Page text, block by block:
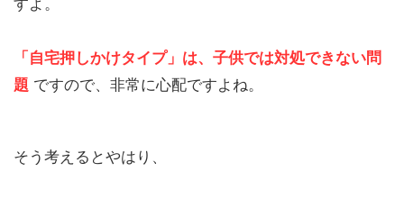
すよ。
「自宅押しかけタイプ」は、子供では対処できない問
題 ですので、非常に心配ですよね。
そう考えるとやはり、